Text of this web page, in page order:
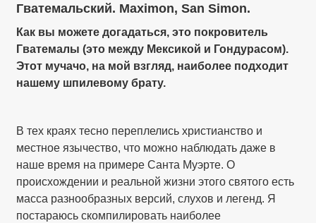
Гватемальский. Maximon, San Simon.
Как вы можете догадаться, это покровитель
Гватемалы (это между Мексикой и Гондурасом).
Этот мучачо, на мой взгляд, наиболее подходит
нашему шпилевому брату.
В тех краях тесно переплелись христианство и
местное язычество, что можно наблюдать даже в
наше время на примере Санта Муэрте. О
происхождении и реальной жизни этого святого есть
масса разнообразных версий, слухов и легенд. Я
постараюсь скомпилировать наиболее